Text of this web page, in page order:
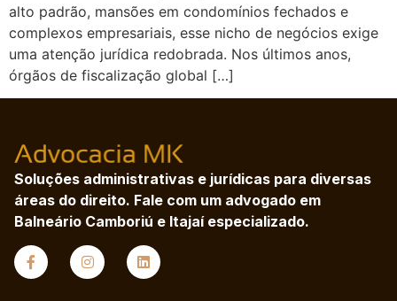
alto padrão, mansões em condomínios fechados e
complexos empresariais, esse nicho de negócios exige
uma atenção jurídica redobrada. Nos últimos anos,
órgãos de fiscalização global […]
Soluções administrativas e jurídicas para diversas
áreas do direito. Fale com um advogado em
Balneário Camboriú e Itajaí especializado.